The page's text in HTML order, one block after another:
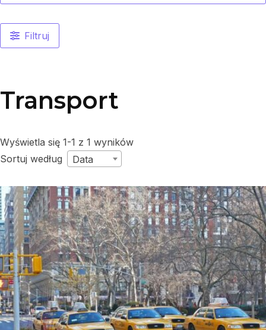
Filtruj
Transport
Wyświetla się 1-1 z 1 wyników
Sortuj według
Data